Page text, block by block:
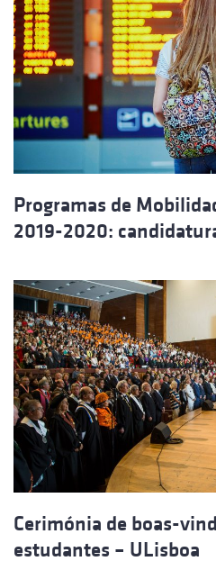
Programas de
2019-2020:
Cerimónia de boas-
estudantes – ULisboa